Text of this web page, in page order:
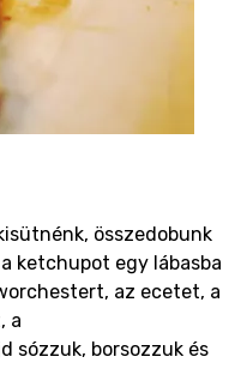
összedobunk
ketchupot egy lábasba
az ecetet, a
a
sózzuk, borsozzuk és